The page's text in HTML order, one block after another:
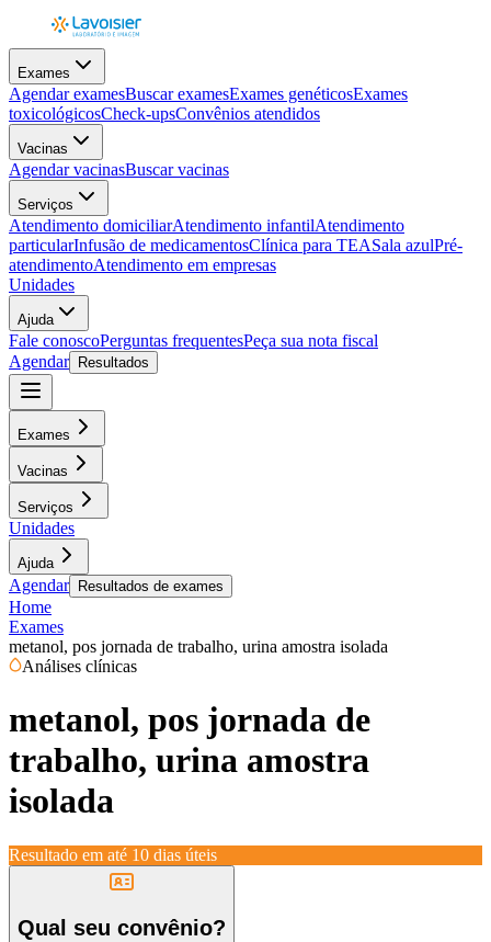
Exames
Agendar examesBuscar examesExames genéticosExames
toxicológicosCheck-upsConvênios atendidos
Vacinas
Agendar vacinasBuscar vacinas
Serviços
Atendimento domiciliarAtendimento infantilAtendimento
particularInfusão de medicamentosClínica para TEASala azulPré-
atendimentoAtendimento em empresas
Unidades
Ajuda
Fale conoscoPerguntas frequentesPeça sua nota fiscal
Agendar
Resultados
Exames
Vacinas
Serviços
Unidades
Ajuda
Agendar Resultados de exames
Home
Exames
metanol, pos jornada de trabalho, urina amostra isolada
Análises clínicas
metanol, pos jornada de
trabalho, urina amostra
isolada
Resultado em até 10 dias úteis
Qual seu convênio?